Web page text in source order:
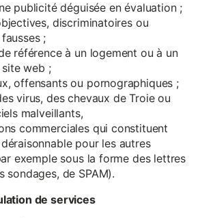
publicité déguisée en évaluation ;
discriminatoires ou
;
référence à un logement ou à un
web ;
offensants ou pornographiques ;
virus, des chevaux de Troie ou
malveillants,
commerciales qui constituent
pour les autres
exemple sous la forme des lettres
sondages, de SPAM).
de services